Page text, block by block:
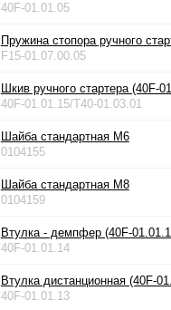
40F-01.01.05
Пружина стопора ручного
F15-01.07.00.05
Шкив ручного стартера (40F-
40F-01.01.15/T40-01.03.01
Шайба стандартная М6
0104155
Шайба стандартная М8
0104159
Втулка - демпфер (40F-
40F-01.01.14
Втулка дистанционная (40F-
40F-01.01.13